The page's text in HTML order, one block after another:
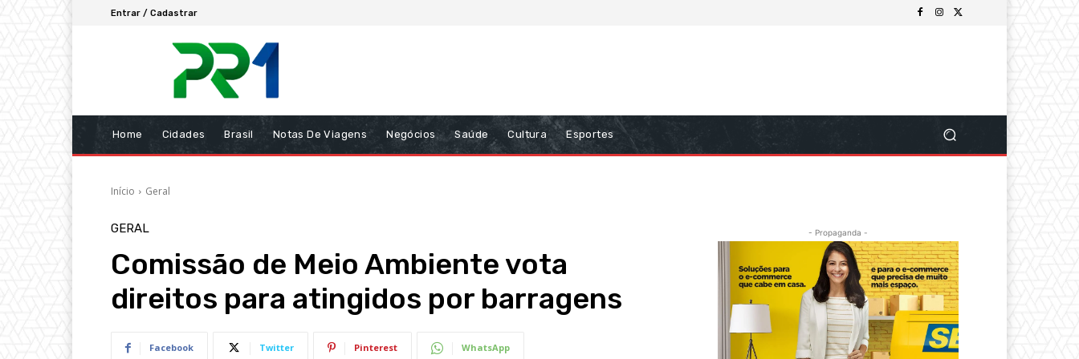
Entrar / Cadastrar
Home Cidades Brasil Notas De Viagens Negócios Saúde Cultura Esportes
Início Geral
GERAL
Comissão de Meio Ambiente vota
direitos para atingidos por barragens
Facebook Twitter Pinterest WhatsApp
- Propaganda -